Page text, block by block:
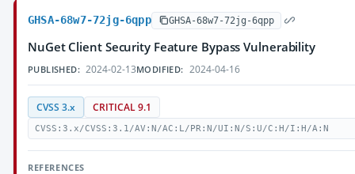
GHSA-68w7-72jg-6qpp GHSA-68w7-72jg-6qpp
NuGet Client Security Feature Bypass Vulnerability
PUBLISHED: 2024-02-13MODIFIED: 2024-04-16
CVSS 3.x CRITICAL 9.1
CVSS:3.x/CVSS:3.1/AV:N/AC:L/PR:N/UI:N/S:U/C:H/I:H/A:N
REFERENCES